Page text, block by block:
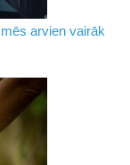
arvien vairāk